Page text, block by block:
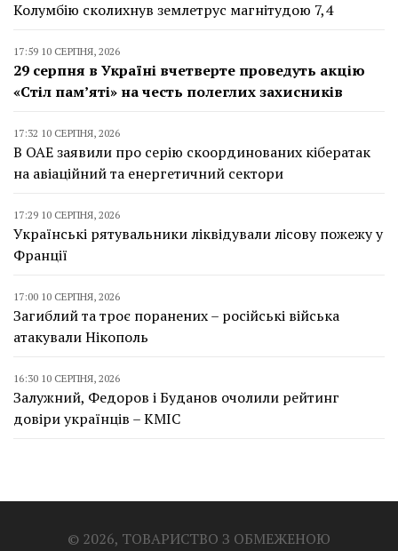
Колумбію сколихнув землетрус магнітудою 7,4
17:59 10 СЕРПНЯ, 2026
29 серпня в Україні вчетверте проведуть акцію
«Стіл пам’яті» на честь полеглих захисників
17:32 10 СЕРПНЯ, 2026
В ОАЕ заявили про серію скоординованих кібератак
на авіаційний та енергетичний сектори
17:29 10 СЕРПНЯ, 2026
Українські рятувальники ліквідували лісову пожежу у
Франції
17:00 10 СЕРПНЯ, 2026
Загиблий та троє поранених – російські війська
атакували Нікополь
16:30 10 СЕРПНЯ, 2026
Залужний, Федоров і Буданов очолили рейтинг
довіри українців – КМІС
© 2026, ТОВАРИСТВО З ОБМЕЖЕНОЮ